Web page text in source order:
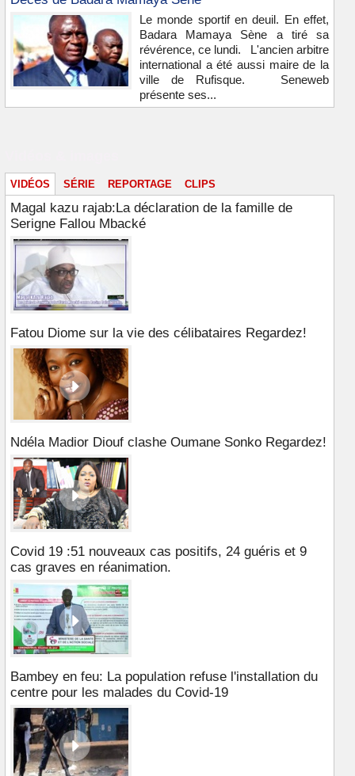
Le monde sportif en deuil. En effet,
Badara Mamaya Sène a tiré sa
révérence, ce lundi. L'ancien arbitre
international a été aussi maire de la
ville de Rufisque. Seneweb
présente ses...
VIDÉOS SÉRIE REPORTAGE CLIPS
Magal kazu rajab:La déclaration de la famille de
Serigne Fallou Mbacké
Fatou Diome sur la vie des célibataires Regardez!
Ndéla Madior Diouf clashe Oumane Sonko Regardez!
Covid 19 :51 nouveaux cas positifs, 24 guéris et 9
cas graves en réanimation.
Bambey en feu: La population refuse l'installation du
centre pour les malades du Covid-19